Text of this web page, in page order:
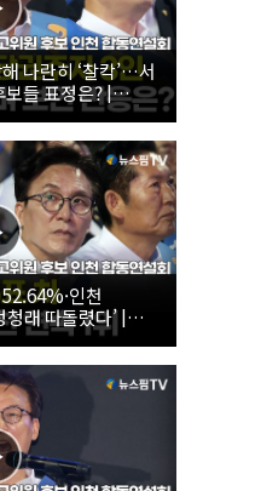
나란히 ‘찰칵’…서
보들 표정은? |
대표·최고위원 후
인천
래 따돌렸다’ |
표·최고위원 후